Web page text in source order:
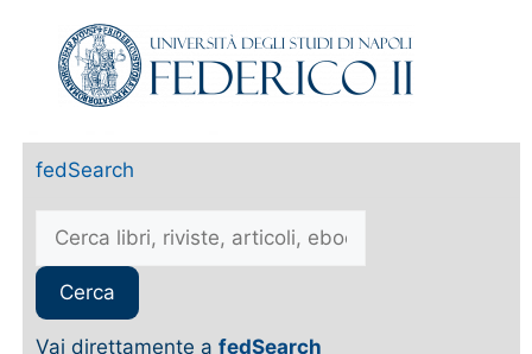
fedSearch
Vai direttamente a fedSearch